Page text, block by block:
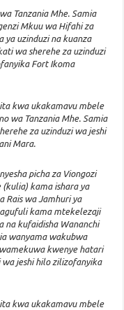
Tanzania Mhe. Samia
Mkuu wa Hifahi za
ya uzinduzi na kuanza
wa sherehe za uzinduzi
Fort Ikoma
kwa ukakamavu mbele
wa Tanzania Mhe. Samia
za uzinduzi wa jeshi
Mara.
picha za Viongozi
kama ishara ya
Rais wa Jamhuri ya
kama mtekelezaji
na kufaidisha Wananchi
wanyama wakubwa
kwenye hatari
jeshi hilo zilizofanyika
kwa ukakamavu mbele